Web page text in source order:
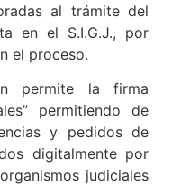
al trámite del
en el S.I.G.J., por
el proceso.
permite la firma
permitiendo de
y pedidos de
digitalmente por
judiciales